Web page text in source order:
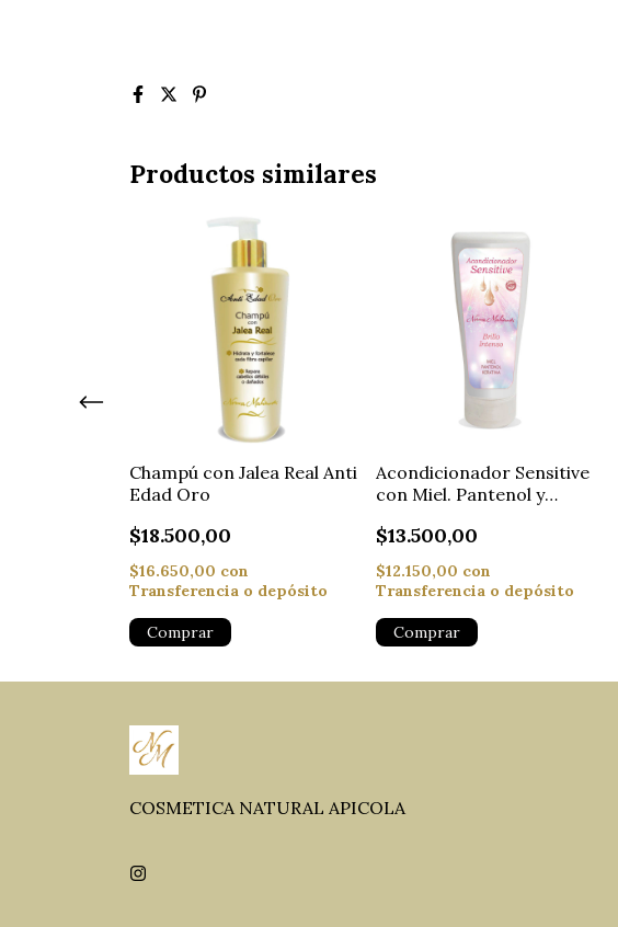
Productos similares
Champú con Jalea Real Anti
Edad Oro
$18.500,00
$16.650,00 con
Transferencia o depósito
Acondicionador Sensitive
con Miel. Pantenol y
$13.500,00
$12.150,00 con
Transferencia o depósito
COSMETICA NATURAL APICOLA